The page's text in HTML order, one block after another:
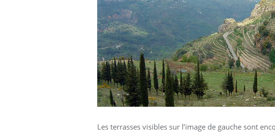
Les terrasses visibles sur l’image de gauche sont